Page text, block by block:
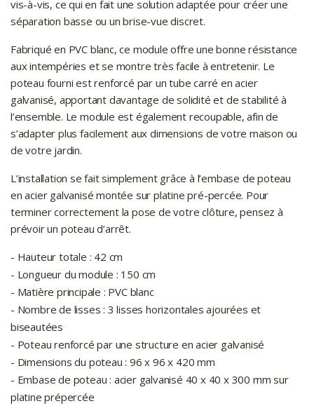
vis-à-vis, ce qui en fait une solution adaptée pour créer une
séparation basse ou un brise-vue discret.
Fabriqué en PVC blanc, ce module offre une bonne résistance
aux intempéries et se montre très facile à entretenir. Le
poteau fourni est renforcé par un tube carré en acier
galvanisé, apportant davantage de solidité et de stabilité à
l’ensemble. Le module est également recoupable, afin de
s’adapter plus facilement aux dimensions de votre maison ou
de votre jardin.
L’installation se fait simplement grâce à l’embase de poteau
en acier galvanisé montée sur platine pré-percée. Pour
terminer correctement la pose de votre clôture, pensez à
prévoir un poteau d’arrêt.
- Hauteur totale : 42 cm
- Longueur du module : 150 cm
- Matière principale : PVC blanc
- Nombre de lisses : 3 lisses horizontales ajourées et
biseautées
- Poteau renforcé par une structure en acier galvanisé
- Dimensions du poteau : 96 x 96 x 420 mm
- Embase de poteau : acier galvanisé 40 x 40 x 300 mm sur
platine prépercée